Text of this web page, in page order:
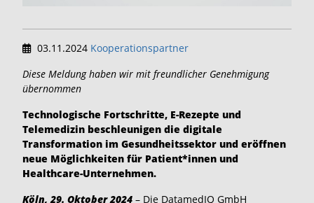
03.11.2024 Kooperationspartner
Diese Meldung haben wir mit freundlicher Genehmigung
übernommen
Technologische Fortschritte, E-Rezepte und
Telemedizin beschleunigen die digitale
Transformation im Gesundheitssektor und eröffnen
neue Möglichkeiten für Patient*innen und
Healthcare-Unternehmen.
Köln, 29. Oktober 2024 – Die DatamedIQ GmbH